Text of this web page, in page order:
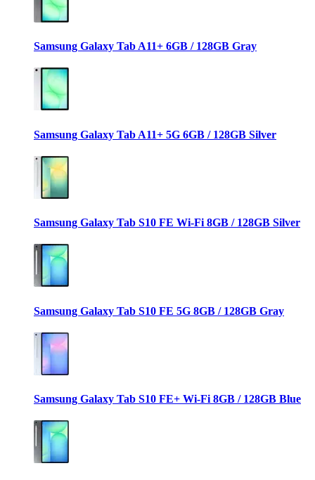
Samsung Galaxy Tab A11+ 6GB / 128GB Gray
Samsung Galaxy Tab A11+ 5G 6GB / 128GB Silver
Samsung Galaxy Tab S10 FE Wi-Fi 8GB / 128GB Silver
Samsung Galaxy Tab S10 FE 5G 8GB / 128GB Gray
Samsung Galaxy Tab S10 FE+ Wi-Fi 8GB / 128GB Blue